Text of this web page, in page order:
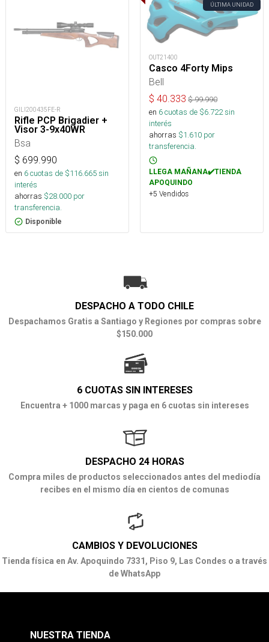
GILI200435FE-R
Rifle PCP Brigadier +
Visor 3-9x40WR
Bsa
$ 699.990
en 6cuotas de $116.665sin
interés
ahorras $28.000 por
transferencia.
Disponible
ÚLTIMA UNIDAD
OUT21400
Casco 4Forty Mips
Bell
$ 40.333 $99.990
en 6cuotas de $6.722sin
interés
ahorras $1.610 por
transferencia.
LLEGA MAÑANA✔️TIENDA
APOQUINDO
+5 Vendidos
DESPACHO A TODO CHILE
Despachamos Gratis a Santiago y Regiones por compras sobre
$150.000
6 CUOTAS SIN INTERESES
Encuentra + 1000 marcas y paga en 6 cuotas sin intereses
DESPACHO 24 HORAS
Compra miles de productos seleccionados antes del mediodía
recibes en el mismo día en cientos de comunas
CAMBIOS Y DEVOLUCIONES
Tienda física en Av. Apoquindo 7331, Piso 9, Las Condes o a través
de WhatsApp
NUESTRA TIENDA